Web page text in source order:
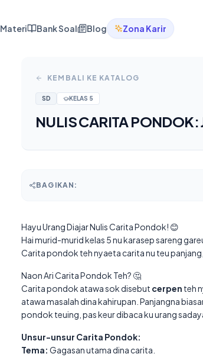
Materi Bank Soal Blog Zona Karir
KEMBALI KE KATALOG
SD KELAS 5
NULIS CARITA
BAGIKAN:
Hayu Urang Diajar Nulis Carita Pondok! 😊
Hai murid-murid kelas 5 nu karasep sareng
Carita pondok teh nyaeta carita nu teu
Naon Ari Carita Pondok Teh? 🤔
Carita pondok atawa sok disebut cerpen teh
atawa masalah dina kahirupan. Panjangna
pondok teuing, pas keur dibaca ku urang
Unsur-unsur Carita Pondok:
Tema: Gagasan utama dina carita.